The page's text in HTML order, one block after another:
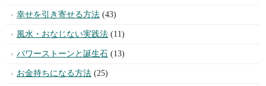
幸せを引き寄せる方法 (43)
風水・おなじない実践法 (11)
パワーストーンと誕生石 (13)
お金持ちになる方法 (25)